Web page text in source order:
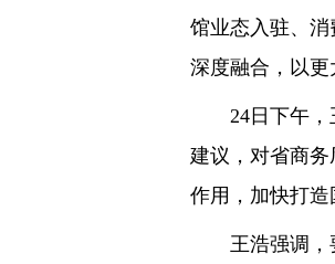
馆业态入驻、
深度融合，以更
24日下午，王
建议，对省商
作用，加快打造
王浩强调，要